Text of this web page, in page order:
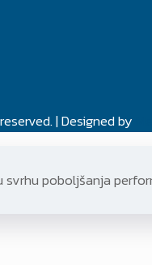
| Designed by
poboljšanja